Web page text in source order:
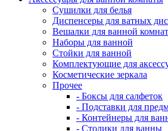
Сушилки для белья
Диспенсеры для ватных
Вешалки для ванной
Наборы для ванной
Стойки для ванной
Комплектующие для
Косметические зеркала
Прочее
- Боксы для салфеток
- Подставки для
- Контейнеры для
- Столики для ванны